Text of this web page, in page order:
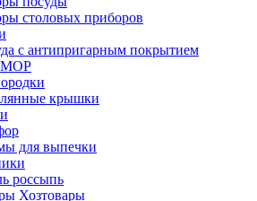
столовых приборов
с антипригарным покрытием
крышки
для выпечки
россыпь
Хозтовары